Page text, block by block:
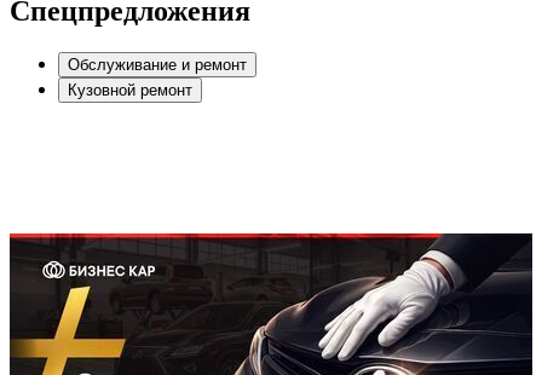
Спецпредложения
Обслуживание и ремонт
Кузовной ремонт